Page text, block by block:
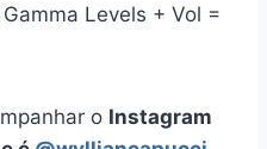
Levels + Vol =
o Instagram